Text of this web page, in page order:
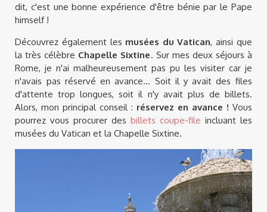
dit, c'est une bonne expérience d'être bénie par le Pape
himself !
Découvrez également les musées du Vatican, ainsi que
la très célèbre Chapelle Sixtine. Sur mes deux séjours à
Rome, je n'ai malheureusement pas pu les visiter car je
n'avais pas réservé en avance... Soit il y avait des files
d'attente trop longues, soit il n'y avait plus de billets.
Alors, mon principal conseil : réservez en avance ! Vous
pourrez vous procurer des billets coupe-file incluant les
musées du Vatican et la Chapelle Sixtine.